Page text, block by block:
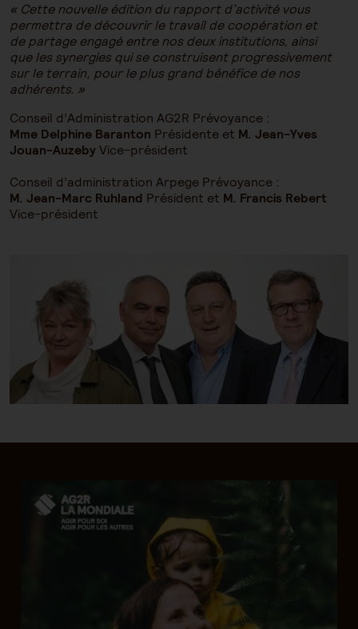
« Cette nouvelle édition du rapport d’activité vous
permettra de découvrir le travail de coopération et
de partage engagé entre nos deux institutions, ainsi
que les synergies qui se construisent progressivement
sur le terrain, pour le plus grand bénéfice de nos
adhérents. »
Conseil d’Administration AG2R Prévoyance :
Mme Delphine Baranton Présidente et M. Jean-Yves
Jouan-AuzebyVice-président
Conseil d’administration Arpege Prévoyance :
M. Jean-Marc Ruhland Président et M. Francis Rebert
Vice-président